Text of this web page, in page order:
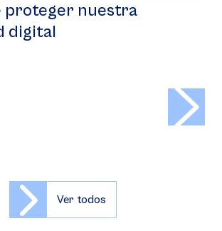
proteger nuestra
digital
Ver todos